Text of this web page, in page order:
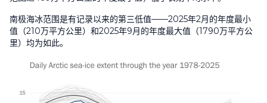
南极海冰范围是有记录以来的第三低值——2025年2月的年度最小
值（210万平方公里）和2025年9月的年度最大值（1790万平方公
里）均为如此。